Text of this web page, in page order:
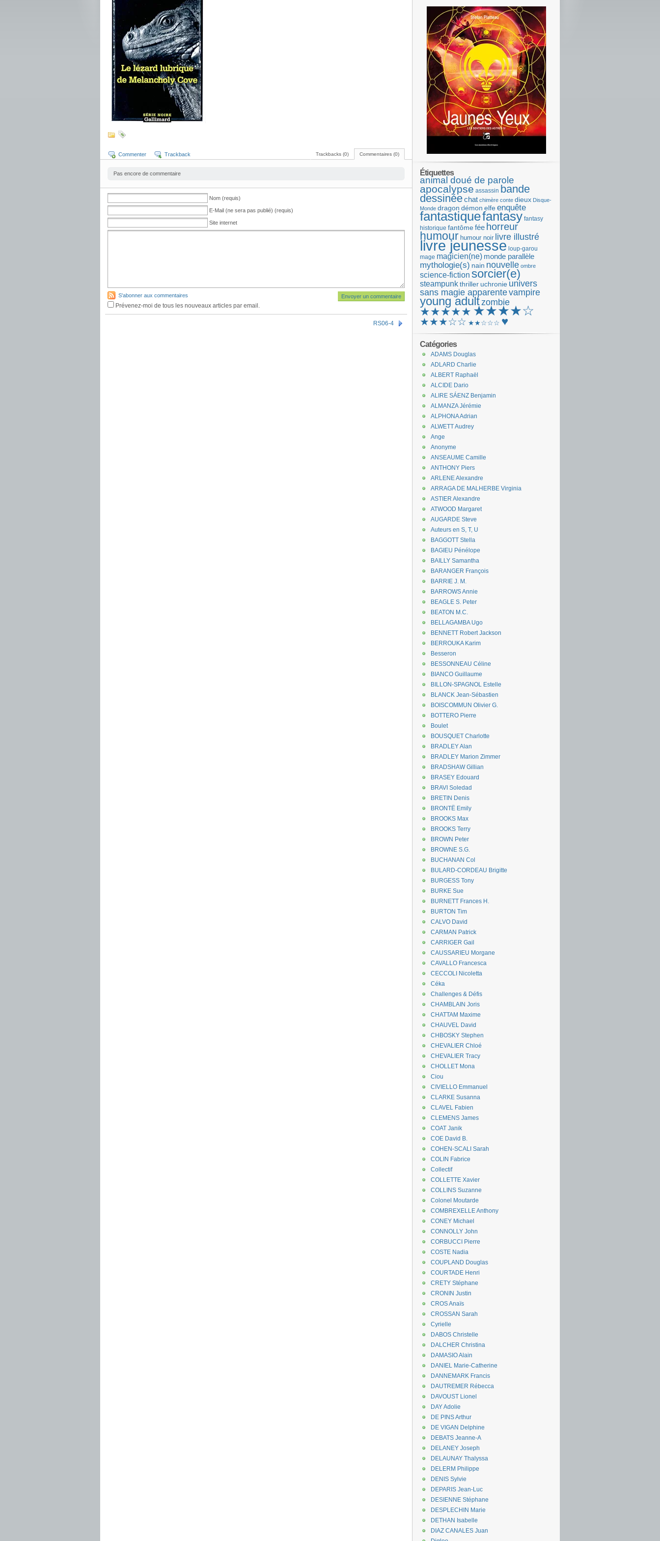
Commentaires (0)
Trackbacks (0)
Commenter Trackback
Pas encore de commentaire
Nom (requis)
E-Mail (ne sera pas publié) (requis)
Site internet
S'abonner aux commentaires
Prévenez-moi de tous les nouveaux articles par email.
RS06-4
Étiquettes
animal doué de parole
apocalypse assassin bande
dessinéechat chimère conte dieux Disque-
Monde dragon démon elfeenquête
fantastiquefantasy fantasy
historique fantômefée horreur
humour humour noir livre illustré
livre jeunesse loup-garou
mage magicien(ne) monde parallèle
mythologie(s) nain nouvelle ombre
science-fiction sorcier(e)
steampunkthriller uchronie univers
sans magie apparentevampire
young adultzombie
★★★★★ ★★★★☆
★★★☆☆ ★★☆☆☆ ♥
Catégories
ADAMS Douglas
ADLARD Charlie
ALBERT Raphaël
ALCIDE Dario
ALIRE SÁENZ Benjamin
ALMANZA Jérémie
ALPHONA Adrian
ALWETT Audrey
Ange
Anonyme
ANSEAUME Camille
ANTHONY Piers
ARLENE Alexandre
ARRAGA DE MALHERBE Virginia
ASTIER Alexandre
ATWOOD Margaret
AUGARDE Steve
Auteurs en S, T, U
BAGGOTT Stella
BAGIEU Pénélope
BAILLY Samantha
BARANGER François
BARRIE J. M.
BARROWS Annie
BEAGLE S. Peter
BEATON M.C.
BELLAGAMBA Ugo
BENNETT Robert Jackson
BERROUKA Karim
Besseron
BESSONNEAU Céline
BIANCO Guillaume
BILLON-SPAGNOL Estelle
BLANCK Jean-Sébastien
BOISCOMMUN Olivier G.
BOTTERO Pierre
Boulet
BOUSQUET Charlotte
BRADLEY Alan
BRADLEY Marion Zimmer
BRADSHAW Gillian
BRASEY Edouard
BRAVI Soledad
BRETIN Denis
BRONTË Emily
BROOKS Max
BROOKS Terry
BROWN Peter
BROWNE S.G.
BUCHANAN Col
BULARD-CORDEAU Brigitte
BURGESS Tony
BURKE Sue
BURNETT Frances H.
BURTON Tim
CALVO David
CARMAN Patrick
CARRIGER Gail
CAUSSARIEU Morgane
CAVALLO Francesca
CECCOLI Nicoletta
Céka
Challenges & Défis
CHAMBLAIN Joris
CHATTAM Maxime
CHAUVEL David
CHBOSKY Stephen
CHEVALIER Chloé
CHEVALIER Tracy
CHOLLET Mona
Ciou
CIVIELLO Emmanuel
CLARKE Susanna
CLAVEL Fabien
CLEMENS James
COAT Janik
COE David B.
COHEN-SCALI Sarah
COLIN Fabrice
Collectif
COLLETTE Xavier
COLLINS Suzanne
Colonel Moutarde
COMBREXELLE Anthony
CONEY Michael
CONNOLLY John
CORBUCCI Pierre
COSTE Nadia
COUPLAND Douglas
COURTADE Henri
CRETY Stéphane
CRONIN Justin
CROS Anaïs
CROSSAN Sarah
Cyrielle
DABOS Christelle
DALCHER Christina
DAMASIO Alain
DANIEL Marie-Catherine
DANNEMARK Francis
DAUTREMER Rébecca
DAVOUST Lionel
DAY Adolie
DE PINS Arthur
DE VIGAN Delphine
DEBATS Jeanne-A
DELANEY Joseph
DELAUNAY Thalyssa
DELERM Philippe
DENIS Sylvie
DEPARIS Jean-Luc
DESIENNE Stéphane
DESPLECHIN Marie
DETHAN Isabelle
DIAZ CANALES Juan